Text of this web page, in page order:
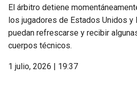
El árbitro detiene
los jugadores de Estados Unidos y
puedan refrescarse y recibir
cuerpos técnicos.
1 julio, 2026 | 19:37